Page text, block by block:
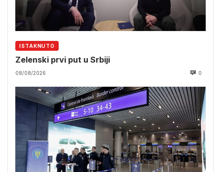
ISTAKNUTO
Zelenski prvi put u Srbiji
08/08/2026 0